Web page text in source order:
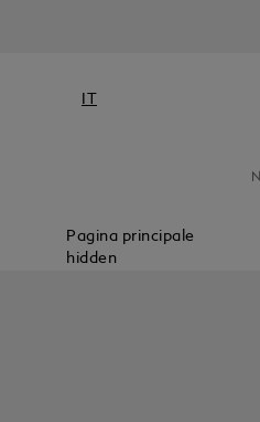
Pagina principale
hidden